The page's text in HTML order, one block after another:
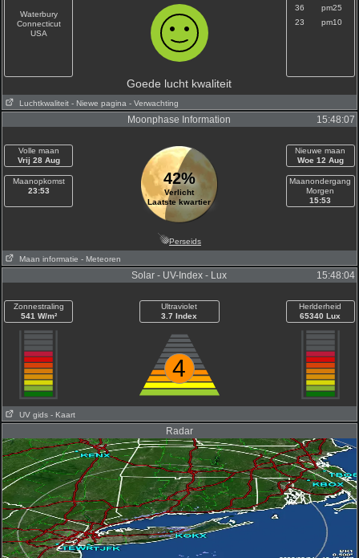
Waterbury
Connecticut
USA
36
pm25
23
pm10
Goede lucht kwaliteit
Luchtkwaliteit - Niewe pagina - Verwachting
Moonphase Information 15:48:07
Volle maan
Vrij 28 Aug
Maanopkomst
23:53
42%
Verlicht
Laatste kwartier
Nieuwe maan
Woe 12 Aug
Maanondergang
Morgen
15:53
Perseids
Maan informatie - Meteoren
Solar - UV-Index - Lux 15:48:04
Zonnestraling
541 W/m²
Ultraviolet
3.7 Index
4
Herlderheid
65340 Lux
UV gids - Kaart
Radar